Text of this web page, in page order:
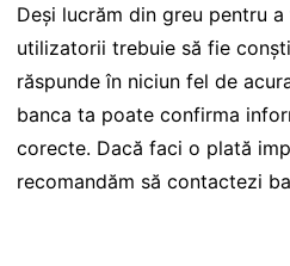
Deși lucrăm din greu pentru
utilizatorii trebuie să fie
răspunde în niciun fel de
banca ta poate confirma
corecte. Dacă faci o plată
recomandăm să contactezi